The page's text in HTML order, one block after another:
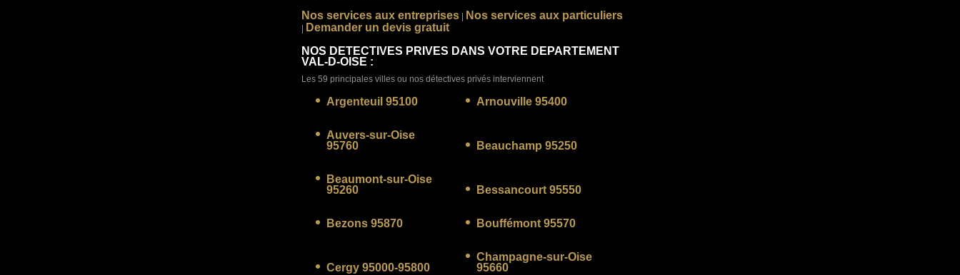
Nos services aux entreprises Nos services aux particuliers
Demander un devis gratuit
NOS DETECTIVES PRIVES DANS VOTRE DEPARTEMENT
VAL-D-OISE :
Les 59 principales villes ou nos détectives privés interviennent
Argenteuil 95100 Arnouville 95400
Auvers-sur-Oise
95760
Beauchamp 95250
Beaumont-sur-Oise
95260
Bessancourt 95550
Bezons 95870 Bouffémont 95570
Cergy 95000-95800
Champagne-sur-Oise
95660